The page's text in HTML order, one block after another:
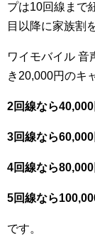
プは10回線まで
目以降に家族割
ワイモバイル 音
き20,000円のキ
2回線なら
3回線なら
4回線なら
5回線なら
です。